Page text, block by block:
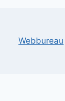
Webbureau